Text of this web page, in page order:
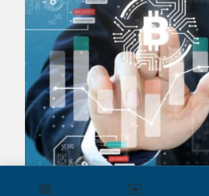
📅 ✉️